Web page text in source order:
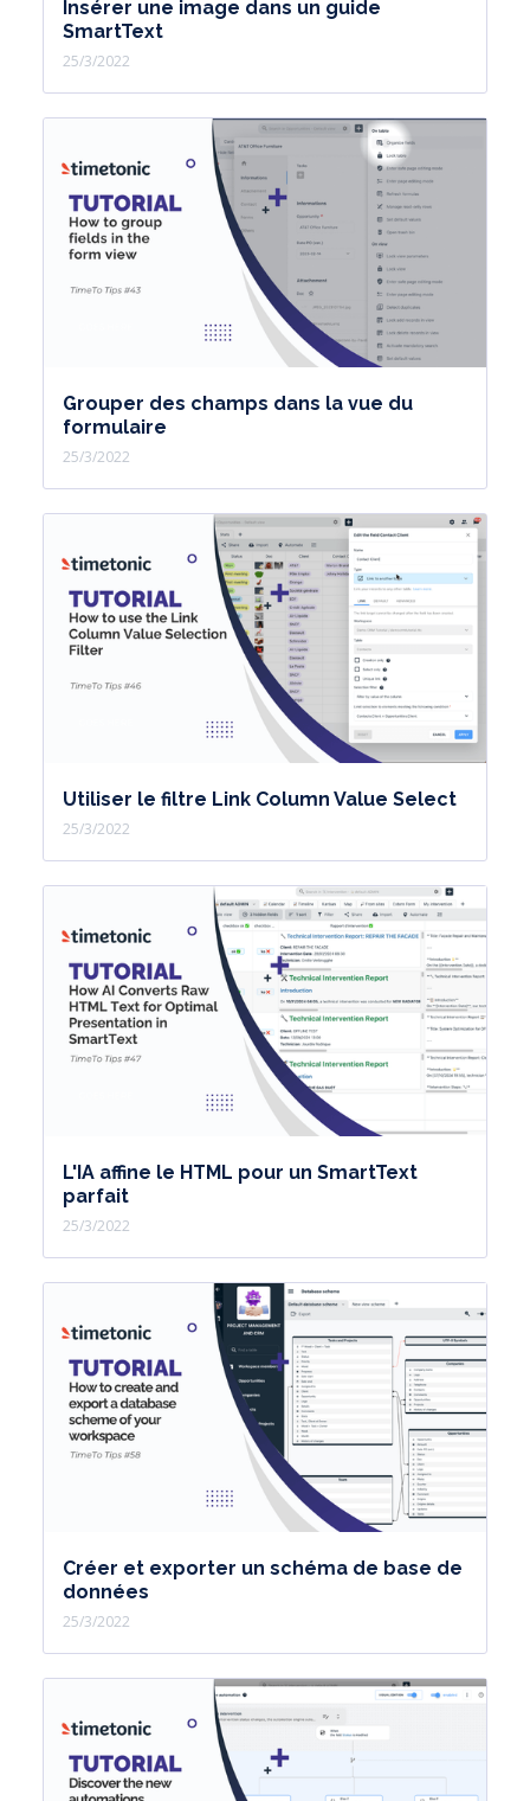
Insérer une image dans un guide
SmartText
25/3/2022
Grouper des champs dans la vue du
formulaire
25/3/2022
Utiliser le filtre Link Column Value Select
25/3/2022
L'IA affine le HTML pour un SmartText
parfait
25/3/2022
Créer et exporter un schéma de base de
données
25/3/2022